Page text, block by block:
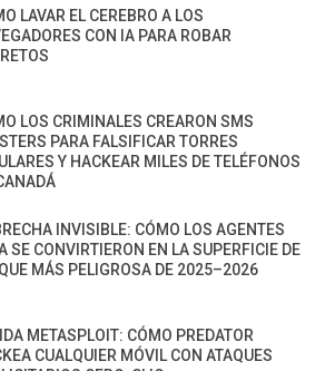
LAVAR EL CEREBRO A LOS
CON IA PARA ROBAR
LOS CRIMINALES CREARON SMS
PARA FALSIFICAR TORRES
Y HACKEAR MILES DE TELÉFONOS
INVISIBLE: CÓMO LOS AGENTES
SE CONVIRTIERON EN LA SUPERFICIE DE
MÁS PELIGROSA DE 2025–2026
METASPLOIT: CÓMO PREDATOR
CUALQUIER MÓVIL CON ATAQUES